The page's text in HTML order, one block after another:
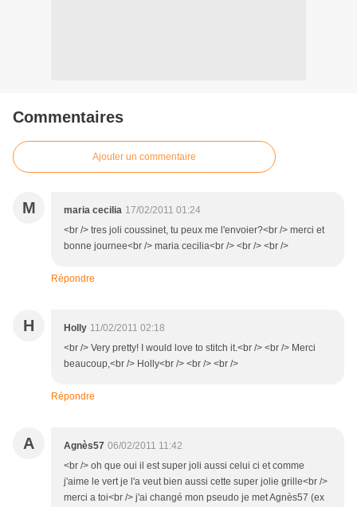
Commentaires
Ajouter un commentaire
M maria cecilia 17/02/2011 01:24
<br /> tres joli coussinet, tu peux me l'envoier?<br /> merci et
bonne journee<br /> maria cecilia<br /> <br /> <br />
Répondre
H Holly 11/02/2011 02:18
<br /> Very pretty! I would love to stitch it.<br /> <br /> Merci
beaucoup,<br /> Holly<br /> <br /> <br />
Répondre
A Agnès57 06/02/2011 11:42
<br /> oh que oui il est super joli aussi celui ci et comme
j'aime le vert je l'a veut bien aussi cette super jolie grille<br />
merci a toi<br /> j'ai changé mon pseudo je met Agnès57 (ex